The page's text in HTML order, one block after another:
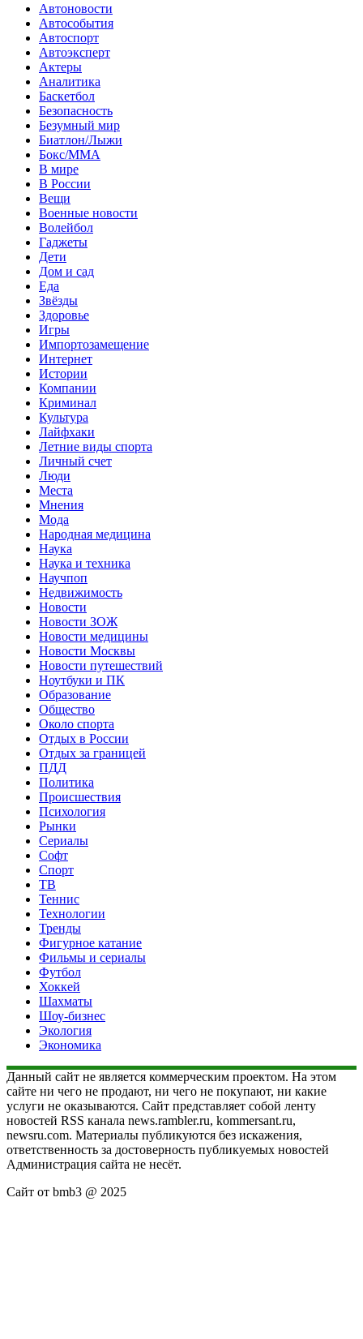
Автоновости
Автособытия
Автоспорт
Автоэксперт
Актеры
Аналитика
Баскетбол
Безопасность
Безумный мир
Биатлон/Лыжи
Бокс/MMA
В мире
В России
Вещи
Военные новости
Волейбол
Гаджеты
Дети
Дом и сад
Еда
Звёзды
Здоровье
Игры
Импортозамещение
Интернет
Истории
Компании
Криминал
Культура
Лайфхаки
Летние виды спорта
Личный счет
Люди
Места
Мнения
Мода
Народная медицина
Наука
Наука и техника
Научпоп
Недвижимость
Новости
Новости ЗОЖ
Новости медицины
Новости Москвы
Новости путешествий
Ноутбуки и ПК
Образование
Общество
Около спорта
Отдых в России
Отдых за границей
ПДД
Политика
Происшествия
Психология
Рынки
Сериалы
Софт
Спорт
ТВ
Теннис
Технологии
Тренды
Фигурное катание
Фильмы и сериалы
Футбол
Хоккей
Шахматы
Шоу-бизнес
Экология
Экономика
Данный сайт не является коммерческим проектом. На этом
сайте ни чего не продают, ни чего не покупают, ни какие
услуги не оказываются. Сайт представляет собой ленту
новостей RSS канала news.rambler.ru, kommersant.ru,
newsru.com. Материалы публикуются без искажения,
ответственность за достоверность публикуемых новостей
Администрация сайта не несёт.
Сайт от bmb3 @ 2025